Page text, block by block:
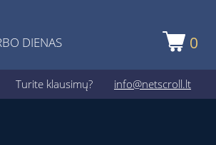
DIENAS 0
Turite klausimų? info@netscroll.lt